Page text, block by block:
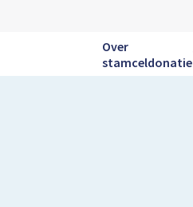
Over
stamceldonatie